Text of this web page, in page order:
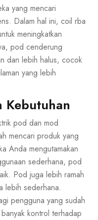
yang mencari
Dalam hal ini, coil rba
meningkatkan
pod cenderung
dan lebih halus, cocok
yang lebih
Kebutuhan
pod dan mod
mencari produk yang
Anda mengutamakan
sederhana, pod
Pod juga lebih ramah
lebih sederhana.
pengguna yang sudah
kontrol terhadap